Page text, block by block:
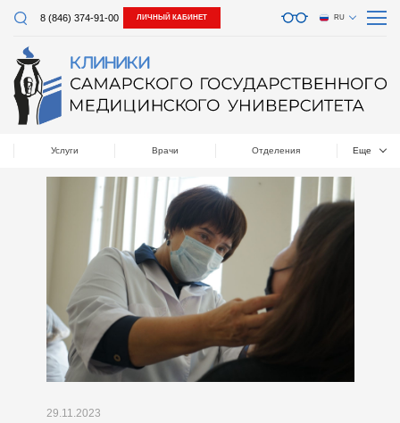
8 (846) 374-91-00 ЛИЧНЫЙ КАБИНЕТ RU
Услуги Врачи Отделения Еще
29.11.2023